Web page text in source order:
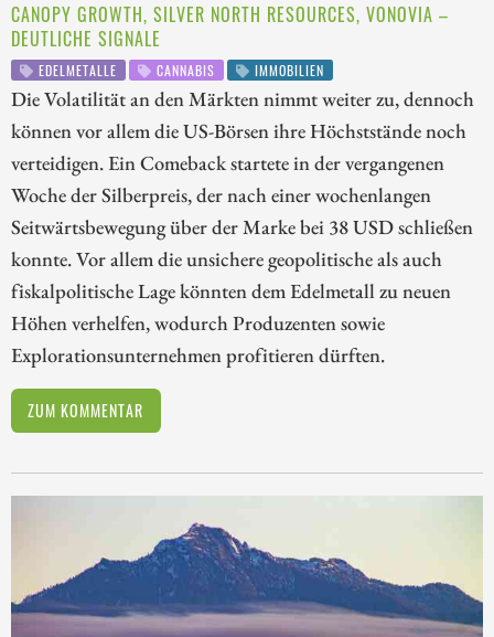
CANOPY GROWTH, SILVER NORTH RESOURCES, VONOVIA –
DEUTLICHE SIGNALE
EDELMETALLE CANNABIS IMMOBILIEN
Die Volatilität an den Märkten nimmt weiter zu, dennoch
können vor allem die US-Börsen ihre Höchststände noch
verteidigen. Ein Comeback startete in der vergangenen
Woche der Silberpreis, der nach einer wochenlangen
Seitwärtsbewegung über der Marke bei 38 USD schließen
konnte. Vor allem die unsichere geopolitische als auch
fiskalpolitische Lage könnten dem Edelmetall zu neuen
Höhen verhelfen, wodurch Produzenten sowie
Explorationsunternehmen profitieren dürften.
ZUM KOMMENTAR